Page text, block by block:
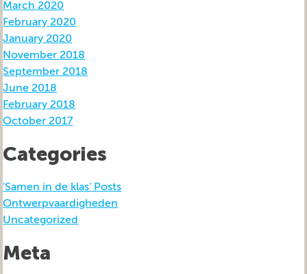
March 2020
February 2020
January 2020
November 2018
September 2018
June 2018
February 2018
October 2017
Categories
'Samen in de klas' Posts
Ontwerpvaardigheden
Uncategorized
Meta